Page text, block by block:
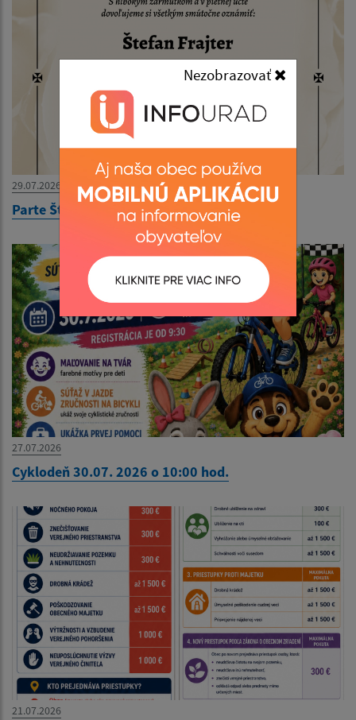
Nezobrazovať
29.07.2026
Parte Štefan Frajter
27.07.2026
Cyklodeň 30.07. 2026 o 10:00 hod.
21.07.2026